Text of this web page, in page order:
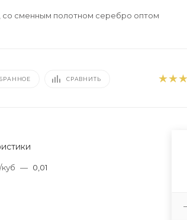
со сменным полотном серебро оптом
СРАВНИТЬ
— 0,01